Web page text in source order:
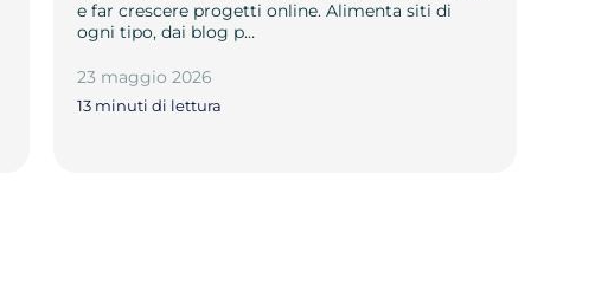
e far crescere progetti online. Alimenta siti di
ogni tipo, dai blog p…
23 maggio 2026
13 minuti di lettura